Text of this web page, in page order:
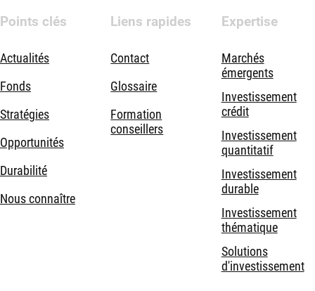
Points clés
Actualités
Fonds
Stratégies
Opportunités
Durabilité
Nous connaître
Liens rapides
Contact
Glossaire
Formation
conseillers
Expertise
Marchés
émergents
Investissement
crédit
Investissement
quantitatif
Investissement
durable
Investissement
thématique
Solutions
d'investissement